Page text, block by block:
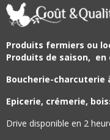
Produits fermiers ou
Produits de saison, en
Boucherie-charcuterie
Epicerie, crémerie,
Drive disponible en 2